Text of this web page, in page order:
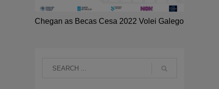
Chegan as Becas Cesa 2022 Volei Galego